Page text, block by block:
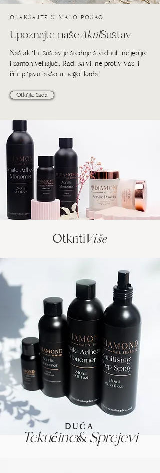
OLAKŠAJTE SI MALO POSAO
Upoznajte našeAkrilSustav
Naš akrilni sustav je srednje stvrdnut, neljepljiv
i samonivelirajući. Radi savi, ne protiv vas, i
čini prijavu lakšom nego ikada!
Otkrijte sada
OtkritiViše
DUĆA
N
Tekućine& Sprejevi